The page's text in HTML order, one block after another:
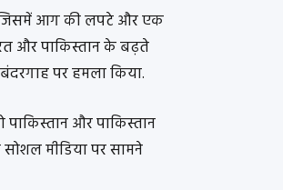
जिसमें आग की लपटे और एक
और पाकिस्तान के बढ़ते
पर हमला किया.
और पाकिस्तान
मीडिया पर सामने